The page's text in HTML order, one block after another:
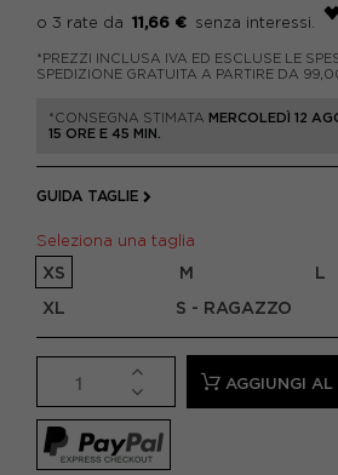
11,66 €
*PREZZI INCLUSA IVA ED ESCLUSE LE
SPEDIZIONE GRATUITA A PARTIRE DA
*CONSEGNA STIMATA MERCOLEDÌ 12
15 ORE E 45 MIN.
GUIDA TAGLIE
Seleziona una taglia
XS M
L
XL
S - RAGAZZO
AGGIUNGI AL